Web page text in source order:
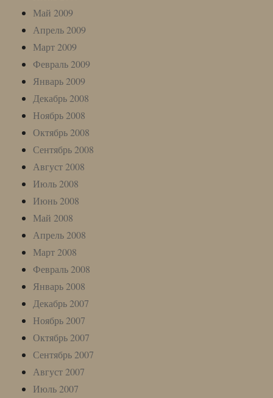
Май 2009
Апрель 2009
Март 2009
Февраль 2009
Январь 2009
Декабрь 2008
Ноябрь 2008
Октябрь 2008
Сентябрь 2008
Август 2008
Июль 2008
Июнь 2008
Май 2008
Апрель 2008
Март 2008
Февраль 2008
Январь 2008
Декабрь 2007
Ноябрь 2007
Октябрь 2007
Сентябрь 2007
Август 2007
Июль 2007